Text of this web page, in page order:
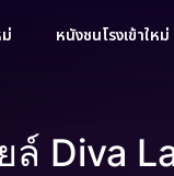
หนังชนโรงเข้าใหม่
ล์ Diva